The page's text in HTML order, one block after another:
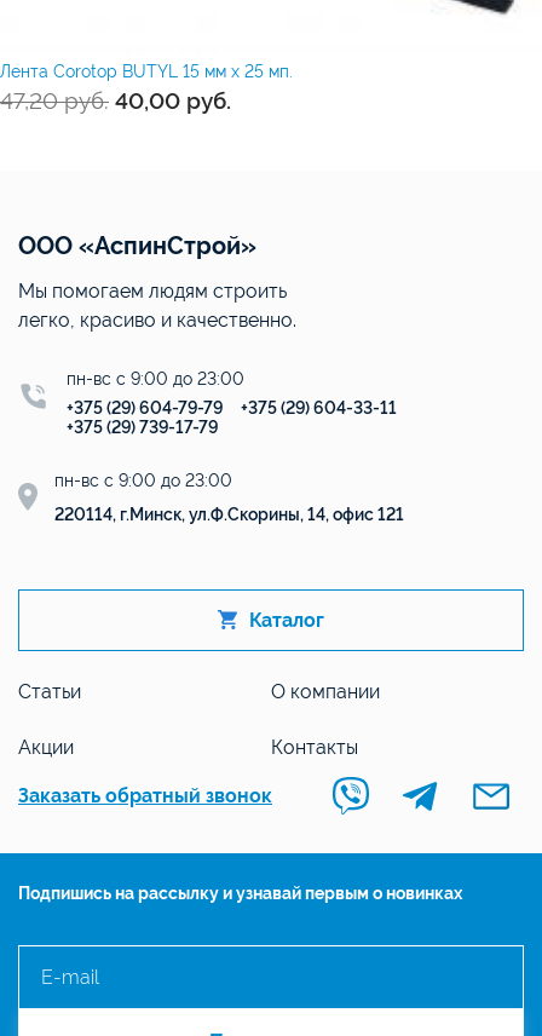
Лента Corotop BUTYL 15 мм х 25 мп.
47,20руб. 40,00 руб.
ООО «АспинСтрой»
Мы помогаем людям строить
легко, красиво и качественно.
пн-вс с 9:00 до 23:00
+375 (29) 604-79-79
+375 (29) 604-33-11
+375 (29) 739-17-79
пн-вс с 9:00 до 23:00
220114, г.Минск, ул.Ф.Скорины, 14, офис 121
Каталог
Статьи О компании
Акции Контакты
Заказать обратный звонок
Подпишись на рассылку и узнавай первым о новинках